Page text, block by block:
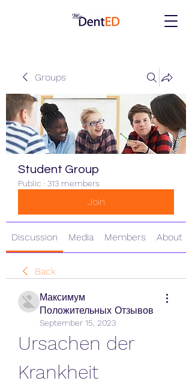
Groups
Student Group
Public · 313 members
Join
Discussion Media Members About
Back
Максимум
Положительных Отзывов
September 15, 2023
Ursachen der
Krankheit